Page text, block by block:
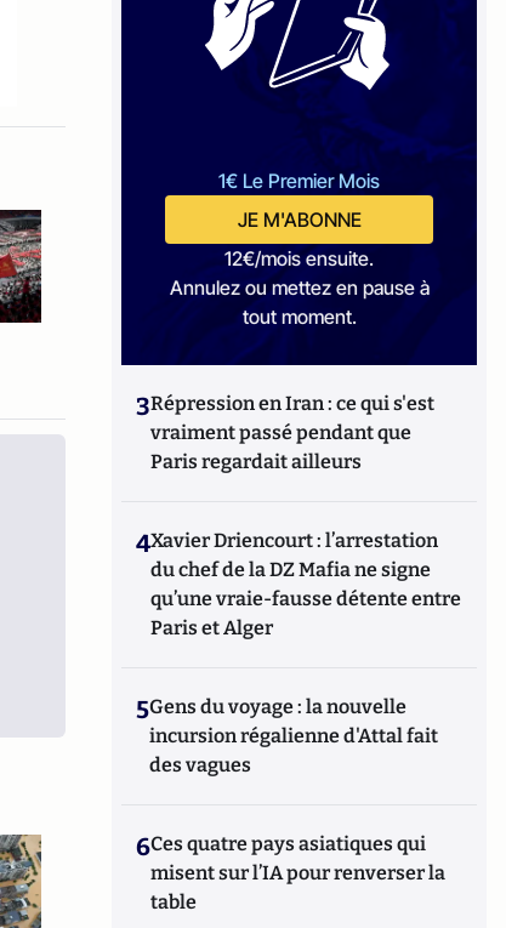
1€ Le Premier Mois
JE M'ABONNE
12€/mois ensuite.
Annulez ou mettez en pause à
tout moment.
3Répression en Iran : ce qui s'est
vraiment passé pendant que
Paris regardait ailleurs
4Xavier Driencourt : l’arrestation
du chef de la DZ Mafia ne signe
qu’une vraie-fausse détente entre
Paris et Alger
5Gens du voyage : la nouvelle
incursion régalienne d'Attal fait
des vagues
6Ces quatre pays asiatiques qui
misent sur l’IA pour renverser la
table